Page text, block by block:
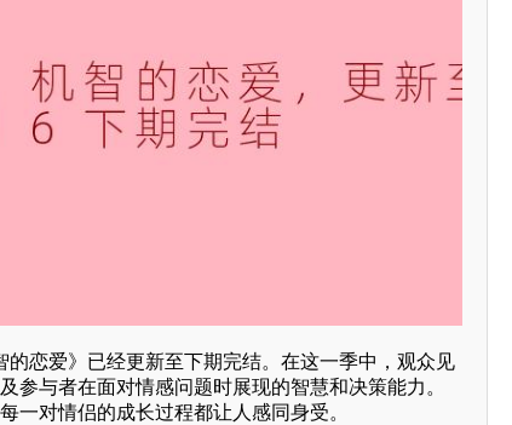
恋爱》已经更新至下期完结。在这一季中，观众见
参与者在面对情感问题时展现的智慧和决策能力。
一对情侣的成长过程都让人感同身受。